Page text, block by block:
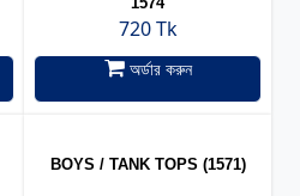
720 Tk
অর্ডার করুন
BOYS / TANK TOPS (1571)